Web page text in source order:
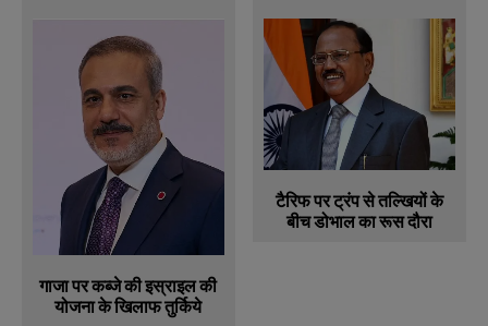
गाजा पर कब्जे की इस्राइल की
योजना के खिलाफ तुर्किये
टैरिफ पर ट्रंप से तल्खियों के
बीच डोभाल का रूस दौरा